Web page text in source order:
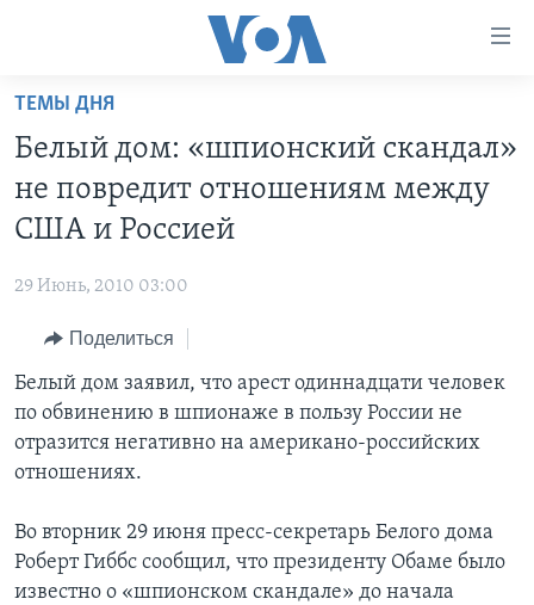
Перейти
основной
контент
Перейти
основной
Перейти
поиск
ПРОГРАММЫ
АМЕРИКА
ИТОГИ
ПОЧЕМУ ЭТО ВАЖНО?
ДИСКУССИЯ VOA
НЬЮ-ЙОРК NEW YORK
ПРОЕКТЫ
НАША АМЕРИКАНСКАЯ ИСТОРИЯ
А КАК В АМЕРИКЕ?
АРТЕФАКТЫ
ТЕСТЫ
ИНТЕРВЬЮ
ФАКТЫ ПРОТИВ ФЕЙКОВ
ЗА СВОБОДУ ПРЕССЫ
ВИДЕО
Learning English
ТЕМЫ ДНЯ
Белый дом: «шпионский скандал»
не повредит отношениям между
США и Россией
29 Июнь, 2010 03:00
Поделиться
Белый дом заявил, что арест одиннадцати человек
по обвинению в шпионаже в пользу России не
отразится негативно на американо-российских
отношениях.
Во вторник 29 июня пресс-секретарь Белого дома
Роберт Гиббс сообщил, что президенту Обаме было
известно о «шпионском скандале» до начала